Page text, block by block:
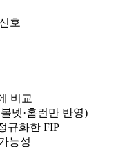
호
비교
넷·홈런만 반영)
규화한 FIP
능성